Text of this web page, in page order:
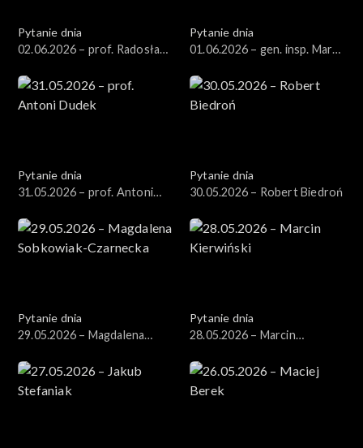
Pytanie dnia
02.06.2026 – prof. Radosław
Pytanie dnia
01.06.2026 – gen. insp. Marek
Pytanie dnia
31.05.2026 – prof. Antoni
Pytanie dnia
30.05.2026 – Robert Biedroń
Pytanie dnia
29.05.2026 – Magdalena
Pytanie dnia
28.05.2026 – Marcin